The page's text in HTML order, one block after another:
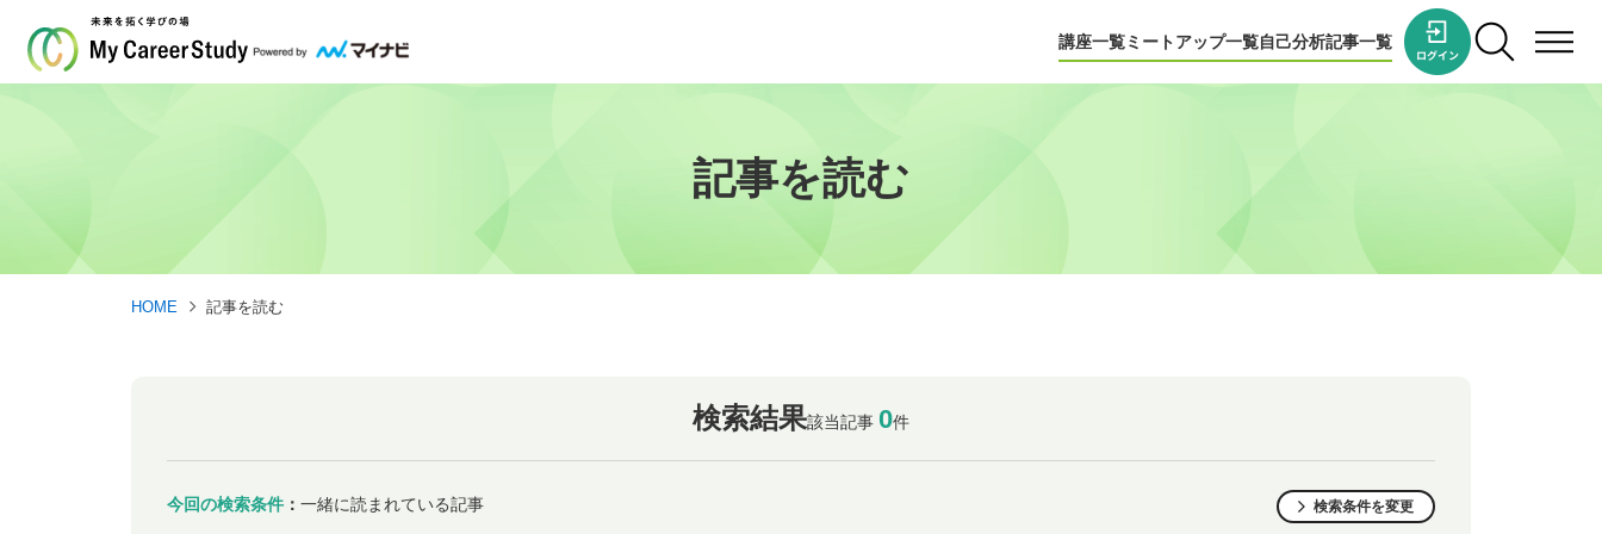
講座一覧ミートアップ一覧自己分析記事一覧
記事を読む
HOME 記事を読む
検索結果該当記事 0件
今回の検索条件 ： 一緒に読まれている記事 検索条件を変更